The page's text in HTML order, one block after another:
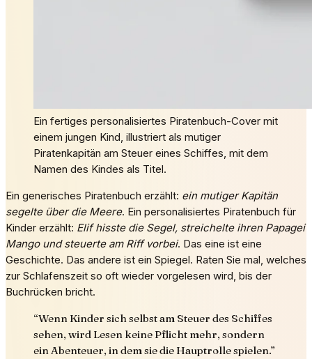
Ein fertiges personalisiertes Piratenbuch-Cover mit
einem jungen Kind, illustriert als mutiger
Piratenkapitän am Steuer eines Schiffes, mit dem
Namen des Kindes als Titel.
Ein generisches Piratenbuch erzählt: ein mutiger Kapitän
segelte über die Meere. Ein personalisiertes Piratenbuch für
Kinder erzählt: Elif hisste die Segel, streichelte ihren Papagei
Mango und steuerte am Riff vorbei. Das eine ist eine
Geschichte. Das andere ist ein Spiegel. Raten Sie mal, welches
zur Schlafenszeit so oft wieder vorgelesen wird, bis der
Buchrücken bricht.
“Wenn Kinder sich selbst am Steuer des Schiffes
sehen, wird Lesen keine Pflicht mehr, sondern
ein Abenteuer, in dem sie die Hauptrolle spielen.”